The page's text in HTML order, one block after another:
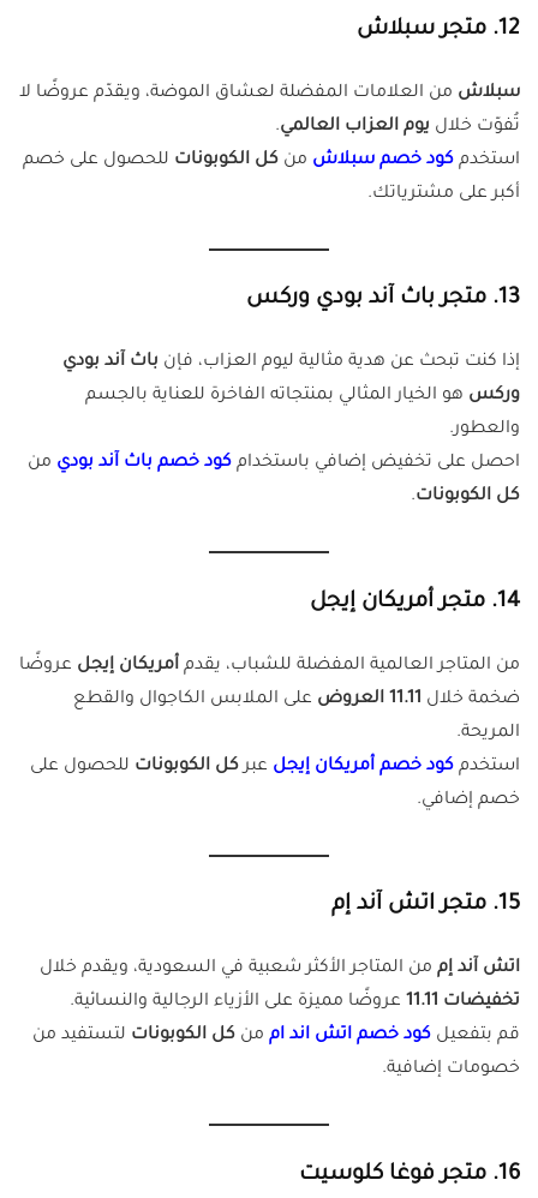
12. متجر سبلاش
سبلاش من العلامات المفضلة لعشاق الموضة، ويقدّم عروضًا لا
تُفوّت خلال يوم العزاب العالمي.
استخدم كود خصم سبلاش من كل الكوبونات للحصول على خصم
أكبر على مشترياتك.
13. متجر باث آند بودي وركس
إذا كنت تبحث عن هدية مثالية ليوم العزاب، فإن باث آند بودي
وركس هو الخيار المثالي بمنتجاته الفاخرة للعناية بالجسم
والعطور.
احصل على تخفيض إضافي باستخدام كود خصم باث آند بودي من
كل الكوبونات.
14. متجر أمريكان إيجل
من المتاجر العالمية المفضلة للشباب، يقدم أمريكان إيجل عروضًا
ضخمة خلال 11.11 العروض
على الملابس الكاجوال والقطع
المريحة.
استخدم كود خصم أمريكان إيجل عبركل الكوبونات للحصول على
خصم إضافي.
15. متجر اتش آند إم
اتش آند إم من المتاجر الأكثر شعبية في السعودية، ويقدم خلال
تخفيضات 11.11
عروضًا مميزة على الأزياء الرجالية والنسائية.
قم بتفعيل كود خصم اتش اند ام من كل الكوبونات لتستفيد من
خصومات إضافية.
16. متجر فوغا كلوسيت